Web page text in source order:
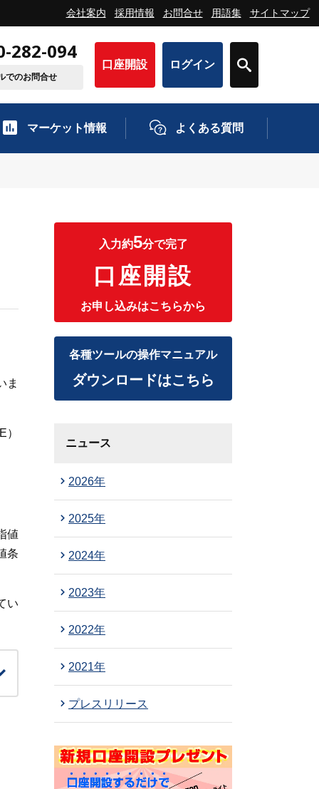
会社案内 採用情報 お問合せ 用語集 サイトマップ
282-094
でのお問合せ
口座開設 ログイン
マーケット情報 よくある質問
ま
値
条
い
入力約5分で完了
口座開設
お申し込みはこちらから
各種ツールの操作マニュアル
ダウンロードはこちら
ニュース
2026年
2025年
2024年
2023年
2022年
2021年
プレスリリース